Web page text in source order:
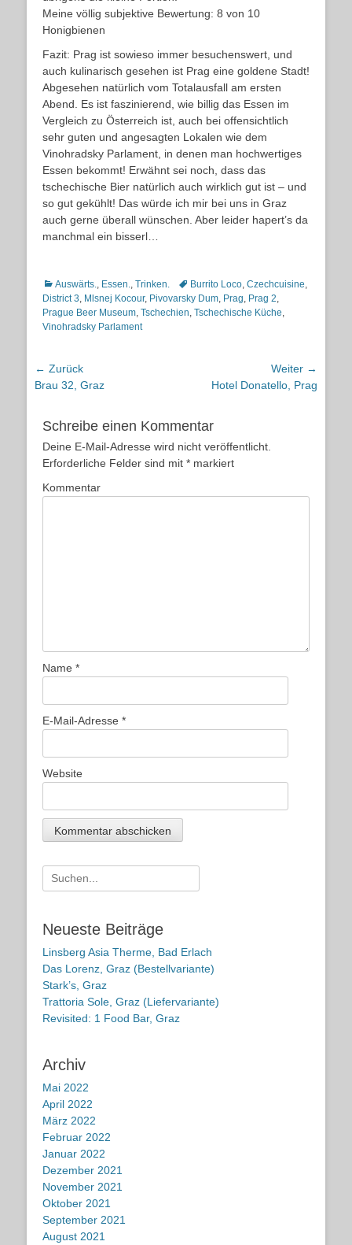
Meine völlig subjektive Bewertung: 8 von 10
Honigbienen
Fazit: Prag ist sowieso immer besuchenswert, und
auch kulinarisch gesehen ist Prag eine goldene Stadt!
Abgesehen natürlich vom Totalausfall am ersten
Abend. Es ist faszinierend, wie billig das Essen im
Vergleich zu Österreich ist, auch bei offensichtlich
sehr guten und angesagten Lokalen wie dem
Vinohradsky Parlament, in denen man hochwertiges
Essen bekommt! Erwähnt sei noch, dass das
tschechische Bier natürlich auch wirklich gut ist – und
so gut gekühlt! Das würde ich mir bei uns in Graz
auch gerne überall wünschen. Aber leider hapert’s da
manchmal ein bisserl…
Kategorien
Auswärts., Essen., Trinken. Schlagworte
Burrito Loco, Czechcuisine,
District 3, Mlsnej Kocour, Pivovarsky Dum, Prag, Prag 2,
Prague Beer Museum, Tschechien, Tschechische Küche,
Vinohradsky Parlament
Beitragsnavigation
← Zurück
Vorheriger
Brau 32, Graz
Weiter →
NächsterHotel Donatello, Prag
Schreibe einen Kommentar
Deine E-Mail-Adresse wird nicht veröffentlicht.
Erforderliche Felder sind mit * markiert
Kommentar
Name *
E-Mail-Adresse *
Website
Suche
nach:
Neueste Beiträge
Linsberg Asia Therme, Bad Erlach
Das Lorenz, Graz (Bestellvariante)
Stark’s, Graz
Trattoria Sole, Graz (Liefervariante)
Revisited: 1 Food Bar, Graz
Archiv
Mai 2022
April 2022
März 2022
Februar 2022
Januar 2022
Dezember 2021
November 2021
Oktober 2021
September 2021
August 2021